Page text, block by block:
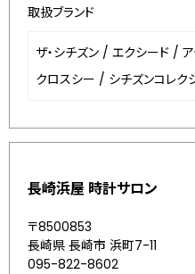
取扱ブランド
ザ・シチズン / エクシード /
クロスシー / シチズンコレク
長崎浜屋 時計サロン
〒8500853
長崎県 長崎市 浜町7-11
095-822-8602